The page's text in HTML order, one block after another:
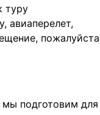
туру
авиаперелет,
подготовим для